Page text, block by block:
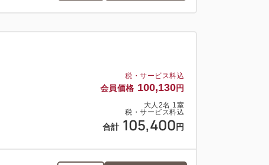
税・サービス料込
会員価格 100,130円
大人 2名 1室
税・サービス料込
合計 105,400 円